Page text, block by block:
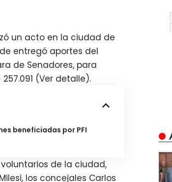
un acto en la ciudad de
entregó aportes del
de Senadores, para
(Ver detalle).
beneficiadas por PFI
de la ciudad,
los concejales Carlos